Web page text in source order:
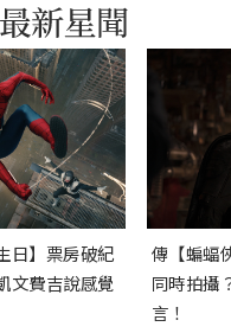
日】票房破紀
文費吉說感覺
傳【蝙蝠
同時拍攝
言！